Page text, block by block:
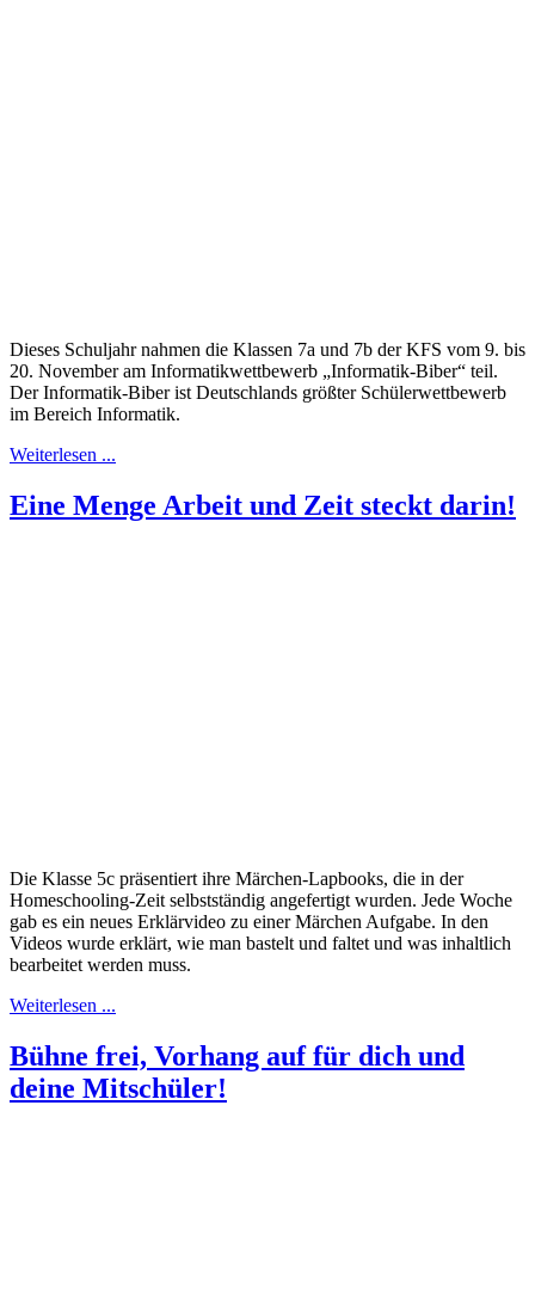
Dieses Schuljahr nahmen die Klassen 7a und 7b der KFS vom 9. bis
20. November am Informatikwettbewerb „Informatik-Biber“ teil.
Der Informatik-Biber ist Deutschlands größter Schülerwettbewerb
im Bereich Informatik.
Weiterlesen ...
Eine Menge Arbeit und Zeit steckt darin!
Die Klasse 5c präsentiert ihre Märchen-Lapbooks, die in der
Homeschooling-Zeit selbstständig angefertigt wurden. Jede Woche
gab es ein neues Erklärvideo zu einer Märchen Aufgabe. In den
Videos wurde erklärt, wie man bastelt und faltet und was inhaltlich
bearbeitet werden muss.
Weiterlesen ...
Bühne frei, Vorhang auf für dich und
deine Mitschüler!